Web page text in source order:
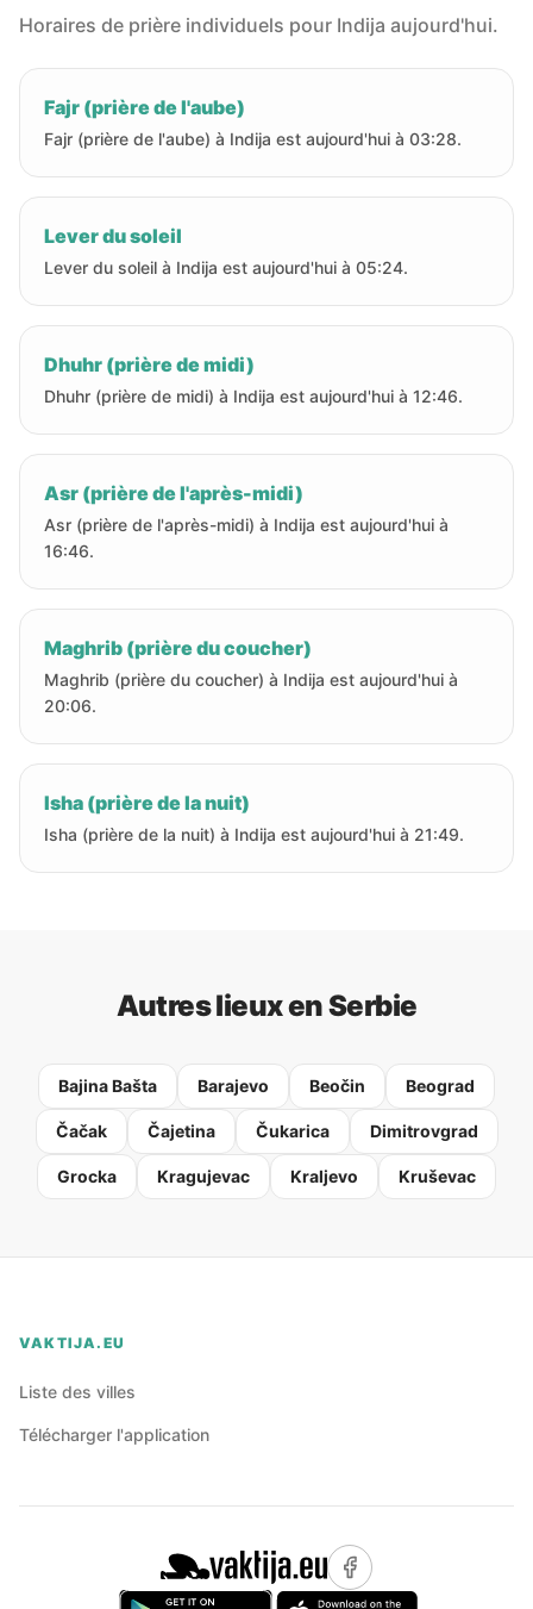
Horaires de prière individuels pour Indija aujourd'hui.
Fajr (prière de l'aube)
Fajr (prière de l'aube) à Indija est aujourd'hui à 03:28.
Lever du soleil
Lever du soleil à Indija est aujourd'hui à 05:24.
Dhuhr (prière de midi)
Dhuhr (prière de midi) à Indija est aujourd'hui à 12:46.
Asr (prière de l'après-midi)
Asr (prière de l'après-midi) à Indija est aujourd'hui à
16:46.
Maghrib (prière du coucher)
Maghrib (prière du coucher) à Indija est aujourd'hui à
20:06.
Isha (prière de la nuit)
Isha (prière de la nuit) à Indija est aujourd'hui à 21:49.
Autres lieux en Serbie
Bajina Bašta Barajevo Beočin Beograd
Čačak Čajetina Čukarica Dimitrovgrad
Grocka Kragujevac Kraljevo Kruševac
VAKTIJA.EU
Liste des villes
Télécharger l'application